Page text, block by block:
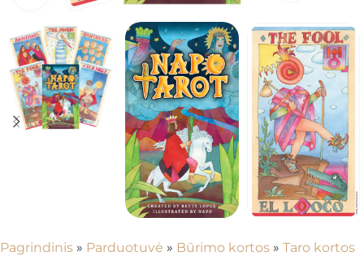
Pagrindinis » Parduotuvė » Būrimo kortos » Taro kortos